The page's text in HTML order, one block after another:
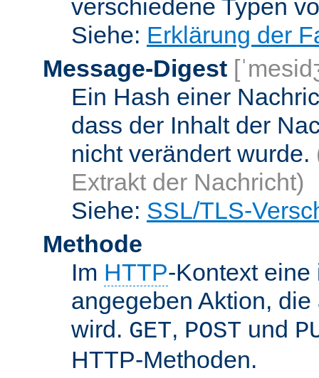
verschiedene Typen
Siehe: Erklärung der
Message-Digest
Ein Hash einer
dass der Inhalt der
nicht verändert wurde.
Extrakt der Nachricht)
Siehe: SSL/TLS-
Methode
Im HTTP-Kontext eine
angegeben Aktion,
wird. GET, POST und
HTTP-Methoden.